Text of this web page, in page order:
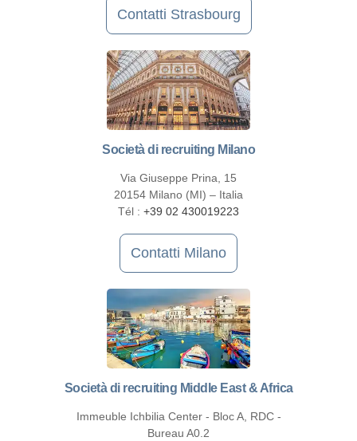
Contatti Strasbourg
Società di recruiting Milano
Via Giuseppe Prina, 15
20154 Milano (MI) – Italia
Tél : +39 02 430019223
Contatti Milano
Società di recruiting Middle East & Africa
Immeuble Ichbilia Center - Bloc A, RDC -
Bureau A0.2